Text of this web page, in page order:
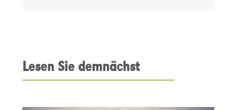
Lesen Sie demnächst